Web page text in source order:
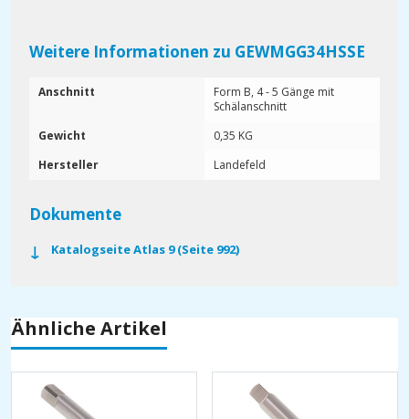
Weitere Informationen zu GEWMGG34HSSE
Anschnitt
Form B, 4 - 5 Gänge mit
Schälanschnitt
Gewicht
0,35 KG
Hersteller
Landefeld
Dokumente
Katalogseite Atlas 9 (Seite 992)
Ähnliche Artikel